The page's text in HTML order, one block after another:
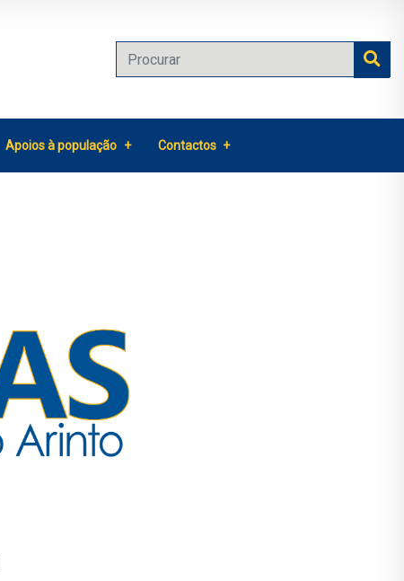
Apoios à população Contactos